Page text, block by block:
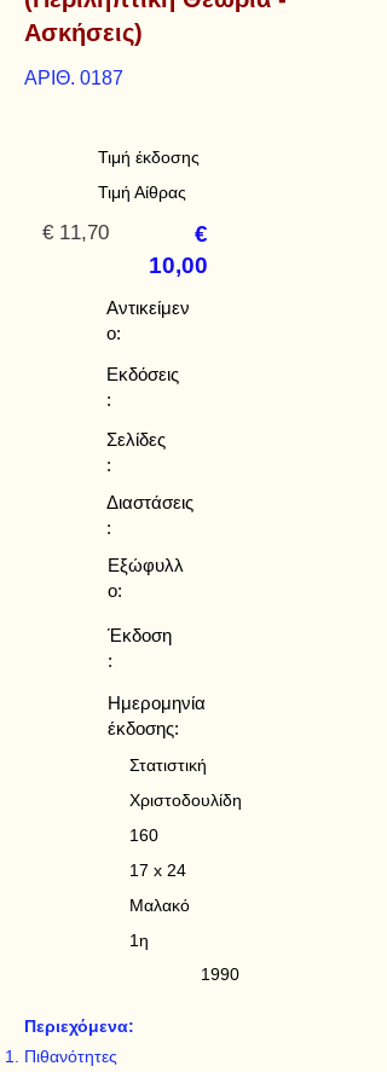
Ασκήσεις)
ΑΡΙΘ. 0187
Τιμή έκδοσης
Τιμή Αίθρας
€ 11,70
€
10,00
Αντικείμεν
ο:
Εκδόσεις
:
Σελίδες
:
Διαστάσεις
:
Εξώφυλλ
ο:
Έκδοση
:
Ημερομηνία
έκδοσης:
Στατιστική
Χριστοδουλίδη
160
17 x 24
Μαλακό
1η
1990
Περιεχόμενα:
Πιθανότητες